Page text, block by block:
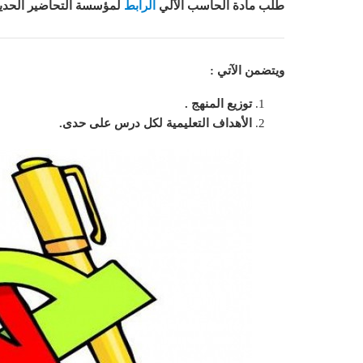
طلب مادة الحاسب الآلي الرابط لمؤسسة التحاضير
ويتضمن الآتي :
توزيع المنهج .
الأهداف التعليمية لكل درس على حدى.